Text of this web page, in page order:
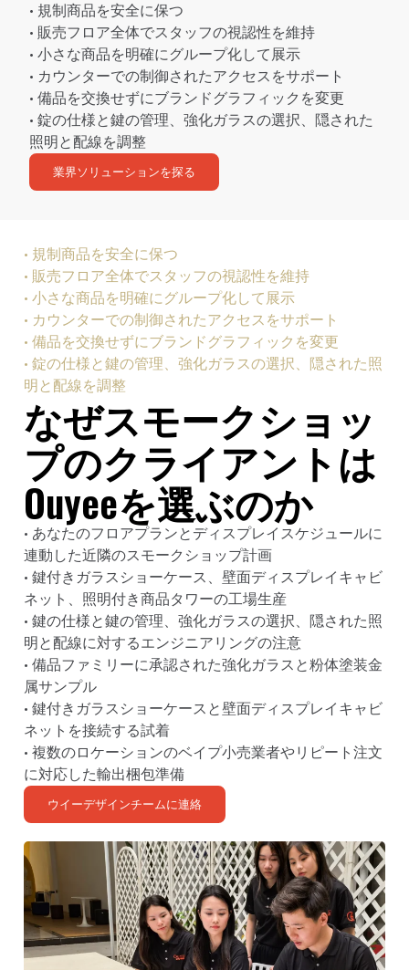
• 規制商品を安全に保つ
• 販売フロア全体でスタッフの視認性を維持
• 小さな商品を明確にグループ化して展示
• カウンターでの制御されたアクセスをサポート
• 備品を交換せずにブランドグラフィックを変更
• 錠の仕様と鍵の管理、強化ガラスの選択、隠された
照明と配線を調整
業界ソリューションを探る
• 規制商品を安全に保つ
• 販売フロア全体でスタッフの視認性を維持
• 小さな商品を明確にグループ化して展示
• カウンターでの制御されたアクセスをサポート
• 備品を交換せずにブランドグラフィックを変更
• 錠の仕様と鍵の管理、強化ガラスの選択、隠された照
明と配線を調整
なぜスモークショッ
プのクライアントは
Ouyeeを選ぶのか
• あなたのフロアプランとディスプレイスケジュールに
連動した近隣のスモークショップ計画
• 鍵付きガラスショーケース、壁面ディスプレイキャビ
ネット、照明付き商品タワーの工場生産
• 鍵の仕様と鍵の管理、強化ガラスの選択、隠された照
明と配線に対するエンジニアリングの注意
• 備品ファミリーに承認された強化ガラスと粉体塗装金
属サンプル
• 鍵付きガラスショーケースと壁面ディスプレイキャビ
ネットを接続する試着
• 複数のロケーションのベイプ小売業者やリピート注文
に対応した輸出梱包準備
ウイーデザインチームに連絡